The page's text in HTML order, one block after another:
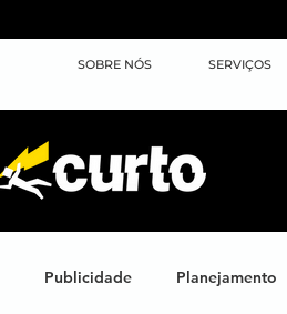
SOBRE NÓS SERVIÇOS
Publicidade Planejamento